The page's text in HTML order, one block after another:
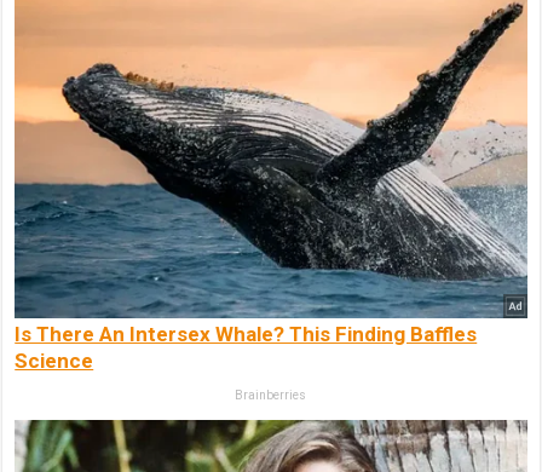
Is There An Intersex Whale? This Finding Baffles
Science
Brainberries